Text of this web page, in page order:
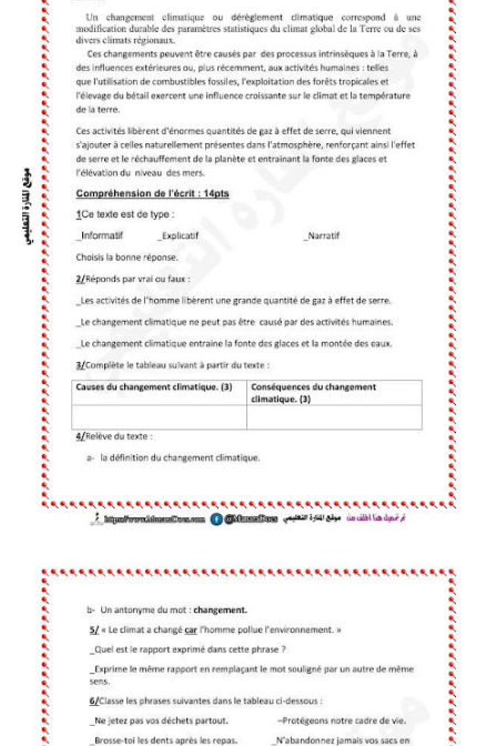
دفاتر استاذ التعليم الابتدائي
المسابقات المهنية
البحوث الجاهزة
بحوث اللغة العربية
بحوث الرياضيات
بحوث التاريخ و الجغرافيا
بحوث الفيزياء و الكيمياء
بحوث العلوم الطبيعية
بحوث اللغة الفرنسية
بحوث اللغة الانجليزية
بحوث في مجالات اخرى